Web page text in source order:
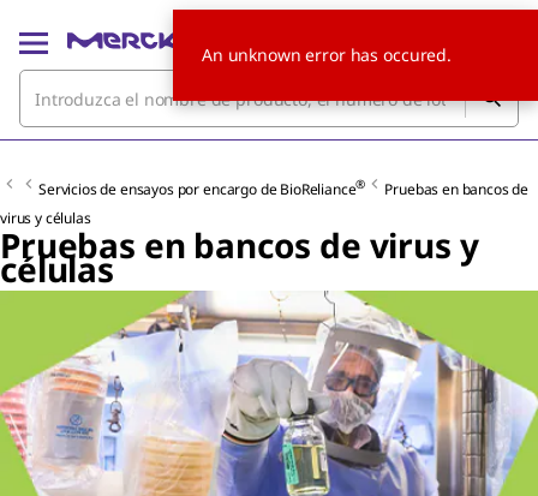
Servicios de ensayos por encargo de BioReliance®
Pruebas en bancos de
virus y células
Pruebas en bancos de virus y
células
An unknown error has occured.